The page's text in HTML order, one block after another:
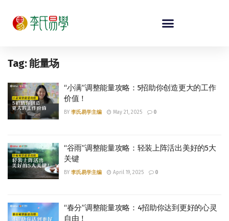
Tag:能量场
“小满”调整能量攻略：5招助你创造更大的工作
价值！
BY 李氏易学主编 May 21, 2025 0
“谷雨”调整能量攻略：轻装上阵活出美好的5大
关键
BY 李氏易学主编 April 19, 2025 0
“春分”调整能量攻略：4招助你达到更好的心灵
自由！